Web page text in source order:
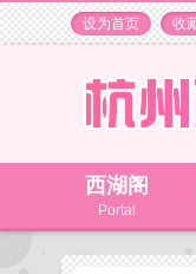
设为首页 收
西湖阁
Portal